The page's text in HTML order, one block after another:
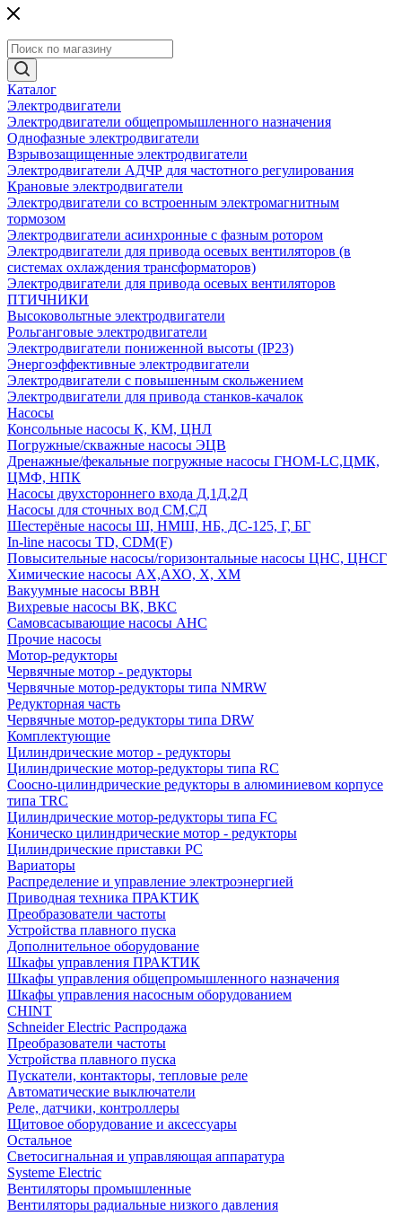
Каталог
Электродвигатели
Электродвигатели общепромышленного назначения
Однофазные электродвигатели
Взрывозащищенные электродвигатели
Электродвигатели АДЧР для частотного регулирования
Крановые электродвигатели
Электродвигатели со встроенным электромагнитным
тормозом
Электродвигатели асинхронные с фазным ротором
Электродвигатели для привода осевых вентиляторов (в
системах охлаждения трансформаторов)
Электродвигатели для привода осевых вентиляторов
ПТИЧНИКИ
Высоковольтные электродвигатели
Рольганговые электродвигатели
Электродвигатели пониженной высоты (IP23)
Энергоэффективные электродвигатели
Электродвигатели с повышенным скольжением
Электродвигатели для привода станков-качалок
Насосы
Консольные насосы К, КМ, ЦНЛ
Погружные/скважные насосы ЭЦВ
Дренажные/фекальные погружные насосы ГНОМ-LC,ЦМК,
ЦМФ, НПК
Насосы двухстороннего входа Д,1Д,2Д
Насосы для сточных вод СМ,СД
Шестерёные насосы Ш, НМШ, НБ, ДС-125, Г, БГ
In-line насосы TD, CDM(F)
Повысительные насосы/горизонтальные насосы ЦНС, ЦНСГ
Химические насосы АХ,АХО, Х, ХМ
Вакуумные насосы ВВН
Вихревые насосы ВК, ВКС
Самовсасывающие насосы АНС
Прочие насосы
Мотор-редукторы
Червячные мотор - редукторы
Червячные мотор-редукторы типа NMRW
Редукторная часть
Червячные мотор-редукторы типа DRW
Комплектующие
Цилиндрические мотор - редукторы
Цилиндрические мотор-редукторы типа RC
Соосно-цилиндрические редукторы в алюминиевом корпусе
типа TRC
Цилиндрические мотор-редукторы типа FC
Коническо цилиндрические мотор - редукторы
Цилиндрические приставки PC
Вариаторы
Распределение и управление электроэнергией
Приводная техника ПРАКТИК
Преобразователи частоты
Устройства плавного пуска
Дополнительное оборудование
Шкафы управления ПРАКТИК
Шкафы управления общепромышленного назначения
Шкафы управления насосным оборудованием
CHINT
Schneider Electric Распродажа
Преобразователи частоты
Устройства плавного пуска
Пускатели, контакторы, тепловые реле
Автоматические выключатели
Реле, датчики, контроллеры
Щитовое оборудование и аксессуары
Остальное
Светосигнальная и управляющая аппаратура
Systeme Electric
Вентиляторы промышленные
Вентиляторы радиальные низкого давления